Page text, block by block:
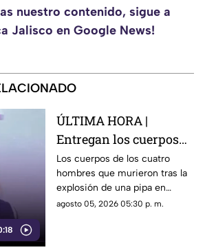
nuestro contenido, sigue a
Jalisco en Google News!
ÚLTIMA HORA |
Entregan los cuerpos
de las cuatro víctimas
tras explosión de pipa
en Tlaquepaque
Los cuerpos de los cuatro
hombres que murieron tras la
explosión de una pipa en
Tlaquepaque ya fueron
agosto 05, 2026 05:30 p. m.